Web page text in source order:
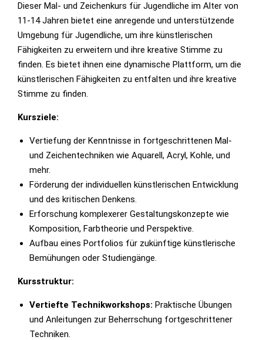
Dieser Mal- und Zeichenkurs für Jugendliche im Alter von
11-14 Jahren bietet eine anregende und unterstützende
Umgebung für Jugendliche, um ihre künstlerischen
Fähigkeiten zu erweitern und ihre kreative Stimme zu
finden. Es bietet ihnen eine dynamische Plattform, um die
künstlerischen Fähigkeiten zu entfalten und ihre kreative
Stimme zu finden.
Kursziele:
Vertiefung der Kenntnisse in fortgeschrittenen Mal-
und Zeichentechniken wie Aquarell, Acryl, Kohle, und
mehr.
Förderung der individuellen künstlerischen Entwicklung
und des kritischen Denkens.
Erforschung komplexerer Gestaltungskonzepte wie
Komposition, Farbtheorie und Perspektive.
Aufbau eines Portfolios für zukünftige künstlerische
Bemühungen oder Studiengänge.
Kursstruktur:
Vertiefte Technikworkshops: Praktische Übungen
und Anleitungen zur Beherrschung fortgeschrittener
Techniken.